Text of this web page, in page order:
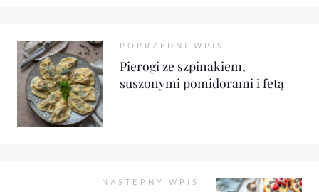
POPRZEDNI WPIS
Pierogi ze szpinakiem,
suszonymi pomidorami i fetą
NASTĘPNY WPIS